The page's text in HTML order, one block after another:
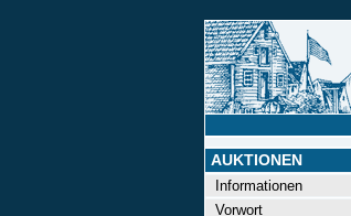
AUKTIONEN
Informationen
Vorwort